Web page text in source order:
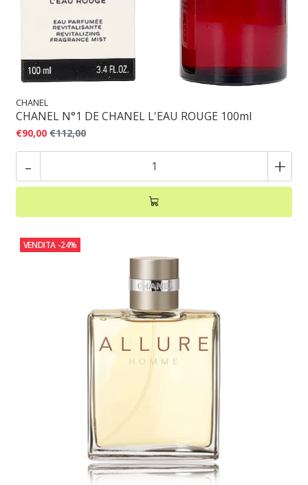
CHANEL
CHANEL N°1 DE CHANEL L'EAU ROUGE 100ml
€90,00 €112,00
- +
VENDITA -24%